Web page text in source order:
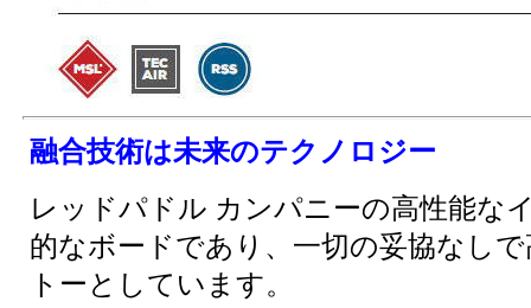
融合技術は未来のテクノロジー
レッドパドル カンパニーの高性能な
的なボードであり、一切の妥協なし
トーとしています。